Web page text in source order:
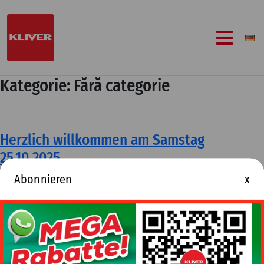
springen
Kategorie: Fără categorie
Herzlich willkommen am Samstag
25.10.2025
Abonnieren x